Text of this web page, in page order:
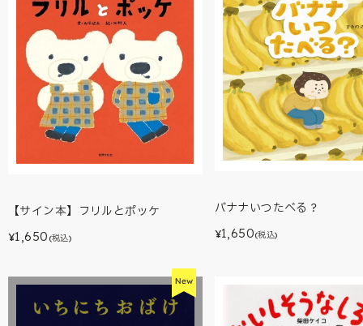
【サイン本】フリルとポッケ
¥1,650 (税込)
バナナいつたべる？
¥1,650(税込)